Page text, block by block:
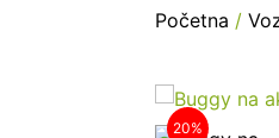
Početna /
20%